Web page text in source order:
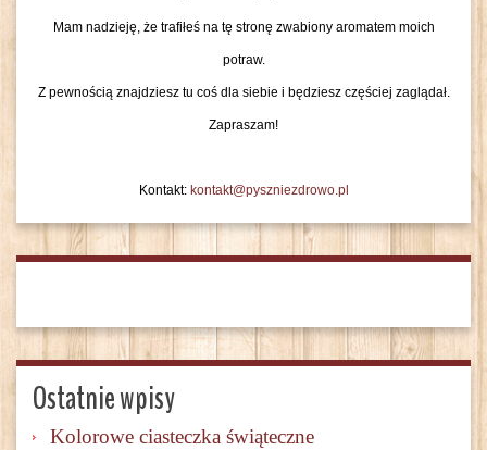
Mam nadzieję, że trafiłeś na tę stronę zwabiony aromatem moich
potraw.
Z pewnością znajdziesz tu coś dla siebie i będziesz częściej zaglądał.
Zapraszam!
Kontakt: kontakt@pyszniezdrowo.pl
Ostatnie wpisy
Kolorowe ciasteczka świąteczne